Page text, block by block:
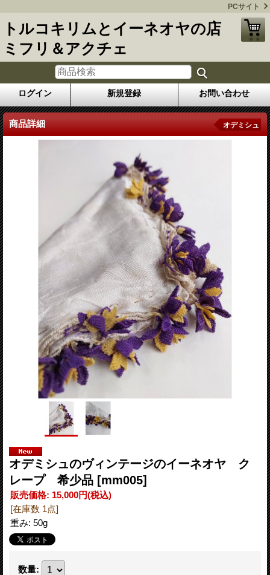
PCサイト
トルコキリムとイーネオヤの店
ミフリ＆アクチェ
ログイン 新規登録 お問い合わせ
商品詳細 オデミシュ
オデミシュのヴィンテージのイーネオヤ ク
レープ 希少品 [mm005]
販売価格: 15,000円(税込)
[在庫数 1点]
重み: 50g
数量: